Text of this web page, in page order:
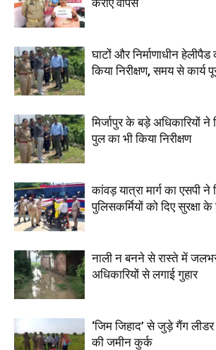
कराए वापस
घाटों और निर्माणाधीन
किया निरीक्षण, समय से कार्य
मिर्जापुर के बड़े अधिकारियों ने
पुल का भी किया निरीक्षण
कांवड़ यात्रा मार्ग का एसपी ने
पुलिसकर्मियों को दिए सुरक्षा के
नाली न बनने से रास्ते में
अधिकारियों से लगाई गुहार
‘जिम जिहाद’ से जुड़े गैंग
की जमीन कुर्क